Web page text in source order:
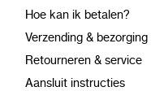
Hoe kan ik betalen?
Verzending & bezorging
Retourneren & service
Aansluit instructies